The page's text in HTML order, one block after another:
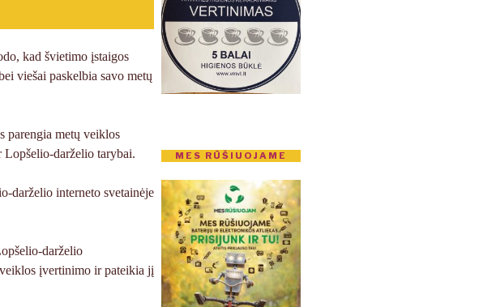
kad švietimo įstaigos
viešai paskelbia savo metų
parengia metų veiklos
Lopšelio-darželio tarybai.
darželio interneto svetainėje
darželio
įvertinimo ir pateikia jį
MES RŪŠIUOJAME